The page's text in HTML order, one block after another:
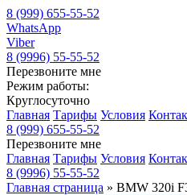
8 (999) 655-55-52
WhatsApp
Viber
8 (9996) 55-55-52
Перезвоните мне
Режим работы:
Круглосуточно
Главная Тарифы Условия
8 (999) 655-55-52
Перезвоните мне
Главная Тарифы Условия
8 (9996) 55-55-52
Главная страница » BMW 320i